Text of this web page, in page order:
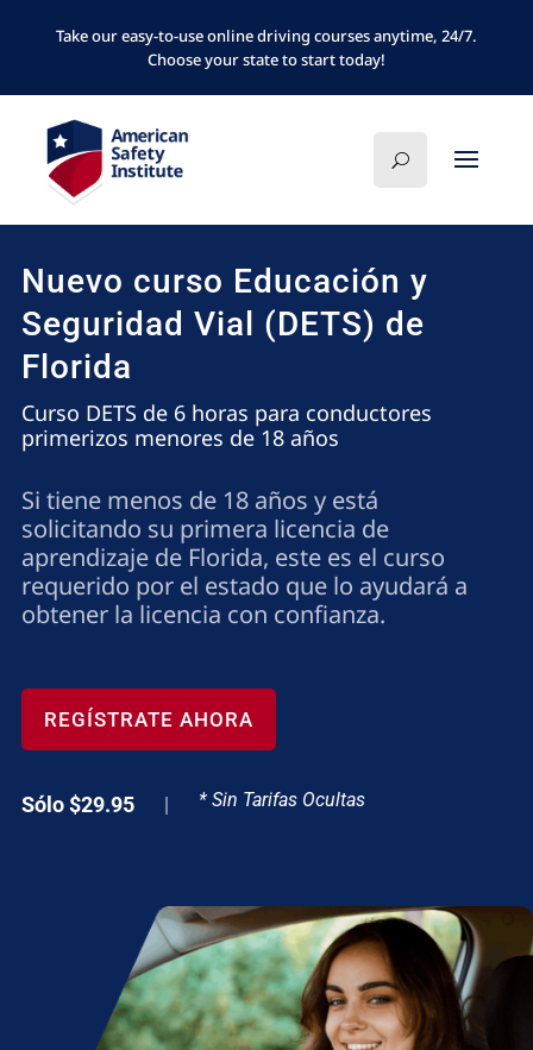
Take our easy-to-use online driving courses anytime, 24/7.
Choose your state to start today!
Nuevo curso Educación y
Seguridad Vial (DETS) de
Florida
Curso DETS de 6 horas para conductores
primerizos menores de 18 años
Si tiene menos de 18 años y está
solicitando su primera licencia de
aprendizaje de Florida, este es el curso
requerido por el estado que lo ayudará a
obtener la licencia con confianza.
REGÍSTRATE AHORA
Sólo $29.95 | * Sin Tarifas Ocultas